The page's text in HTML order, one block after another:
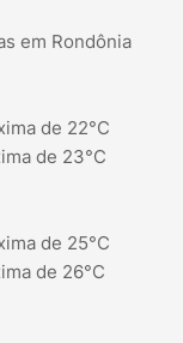
em Rondônia
de 22°C
de 23°C
de 25°C
de 26°C